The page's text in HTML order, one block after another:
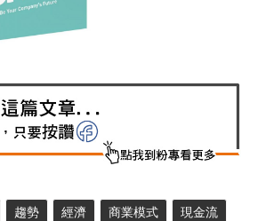
趨勢 經濟 商業模式 現金流